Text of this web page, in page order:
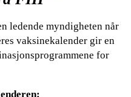
ledende myndigheten når
vaksinekalender gir en
for